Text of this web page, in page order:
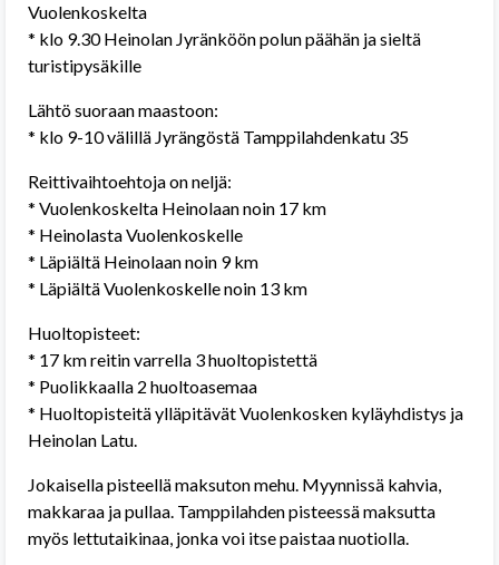
Vuolenkoskelta
* klo 9.30 Heinolan Jyränköön polun päähän ja sieltä
turistipysäkille
Lähtö suoraan maastoon:
* klo 9-10 välillä Jyrängöstä Tamppilahdenkatu 35
Reittivaihtoehtoja on neljä:
* Vuolenkoskelta Heinolaan noin 17 km
* Heinolasta Vuolenkoskelle
* Läpiältä Heinolaan noin 9 km
* Läpiältä Vuolenkoskelle noin 13 km
Huoltopisteet:
* 17 km reitin varrella 3 huoltopistettä
* Puolikkaalla 2 huoltoasemaa
* Huoltopisteitä ylläpitävät Vuolenkosken kyläyhdistys ja
Heinolan Latu.
Jokaisella pisteellä maksuton mehu. Myynnissä kahvia,
makkaraa ja pullaa. Tamppilahden pisteessä maksutta
myös lettutaikinaa, jonka voi itse paistaa nuotiolla.